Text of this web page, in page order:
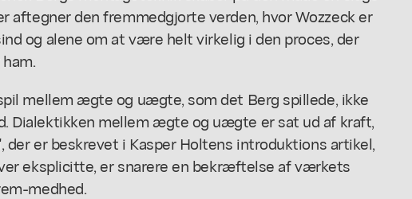
aftegner den fremmedgjorte verden, hvor Wozzeck er
og alene om at være helt virkelig i den proces, der
mellem ægte og uægte, som det Berg spillede, ikke
Dialektikken mellem ægte og uægte er sat ud af kraft,
der er beskrevet i Kasper Holtens introduktions artikel,
eksplicitte, er snarere en bekræftelse af værkets
medhed.